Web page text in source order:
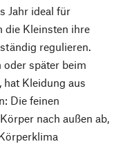
Jahr ideal für
die Kleinsten ihre
regulieren.
später beim
Kleidung aus
Die feinen
nach außen ab,